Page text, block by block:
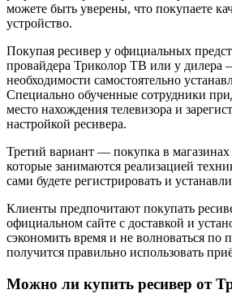
можете быть уверены, что покупаете
устройство.
Покупая ресивер у официальных
провайдера Триколор ТВ или у дилера
необходимости самостоятельно
Специально обученные сотрудники
место нахождения телевизора и
настройкой ресивера.
Третий вариант — покупка в магазинах
которые занимаются реализацией
сами будете регистрировать и
Клиенты предпочитают покупать
официальном сайте с доставкой и
сэкономить время и не волноваться по
получится правильно использовать
Можно ли купить ресивер от